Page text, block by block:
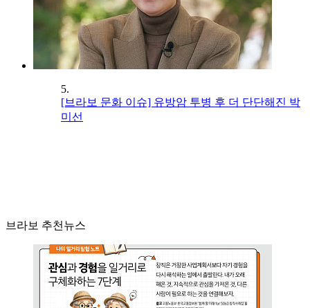
5.
[브라보 문화 이슈] 유방암 투병 후 더 단단해진 박
미선
브라보 추천뉴스